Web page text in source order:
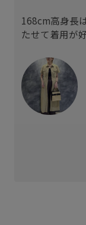
168cm高身長
たせて着用が好